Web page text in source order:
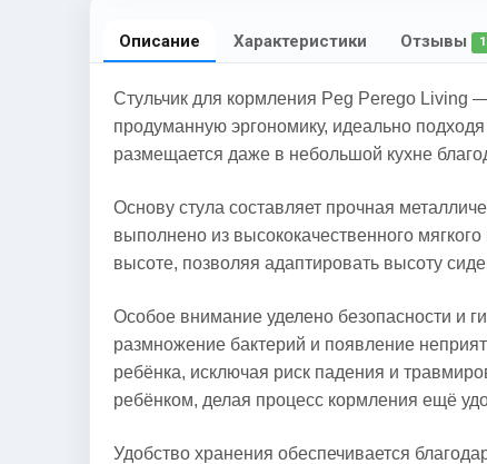
Описание Характеристики Отзывы
Стульчик для кормления Peg Perego
продуманную эргономику, идеально
размещается даже в небольшой кухне
Основу стула составляет прочная
выполнено из высококачественного
высоте, позволяя адаптировать высоту
Особое внимание уделено безопасности и
размножение бактерий и появление
ребёнка, исключая риск падения и
ребёнком, делая процесс кормления ещё
Удобство хранения обеспечивается